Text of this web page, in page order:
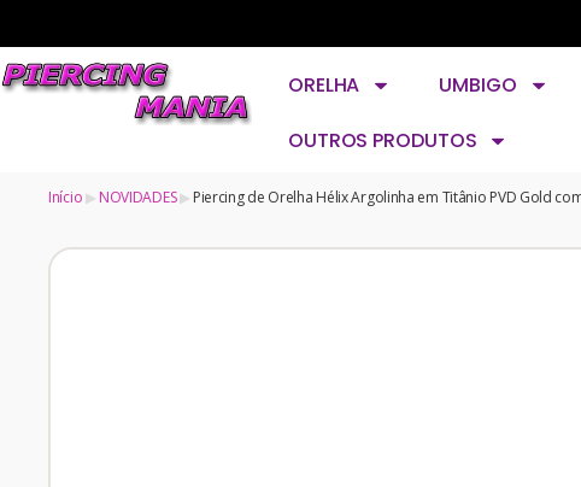
ORELHA UMBIGO
OUTROS PRODUTOS
Início NOVIDADES Piercing de Orelha Hélix Argolinha em Titânio PVD Gold